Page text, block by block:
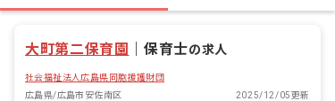
大町第二保育園 ｜保育士の求人
社会福祉法人広島県同胞援護財団
広島県/広島市安佐南区
2025/12/05更新